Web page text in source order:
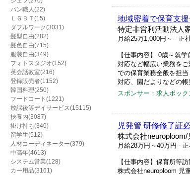
パン職人(22)
ＬＧＢＴ(15)
ダブルワーク(3031)
髪型自由(282)
髪色自由(715)
服装自由(349)
フォトスタジオ(152)
英会話教室(216)
登録販売者(1152)
韓国料理(250)
フードコート(1221)
放課後等デイサービス(15115)
扶養内(3087)
掛け持ち(340)
留学生(512)
人材コーディネーター(379)
中高年(4613)
システム営業(128)
カー用品(3161)
地域密着で保育支
特定非営利活動法人
月給25万1,000円～ - 正
【仕事内容】 0歳～就
対応など幅広い業務を
での保育業務全般を担
対応、園だよりなどの
スポンサー：求人ボック
児発管 研修修了証
株式会社
月給28万円～40万円 - 正
【仕事内容】保育所等
株式会社neuroploom 児